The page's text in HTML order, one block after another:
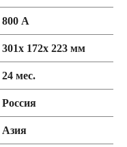
800 А
301x 172x 223 мм
24 мес.
Россия
Азия